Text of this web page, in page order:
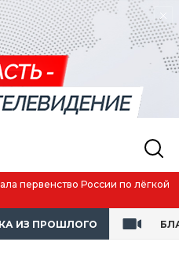
в число городов с
ИЗ ПРОШЛОГО